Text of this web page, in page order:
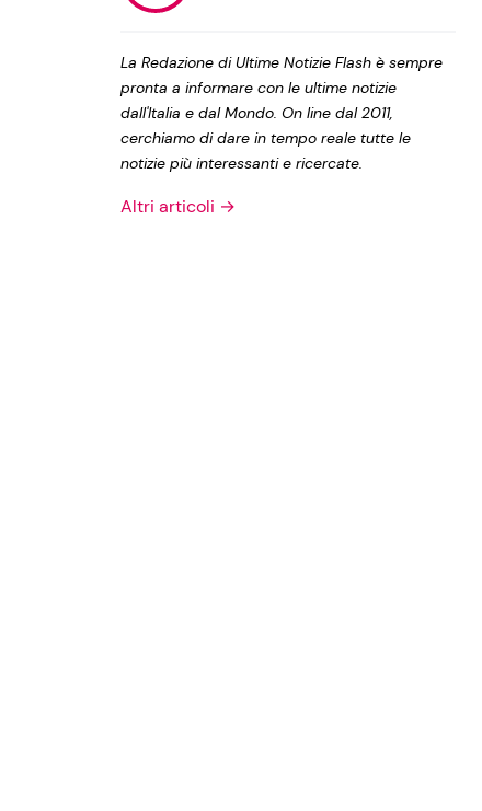
Privacy Policy
La Redazione di Ultime Notizie Flash è sempre
pronta a informare con le ultime notizie
dall'Italia e dal Mondo. On line dal 2011,
cerchiamo di dare in tempo reale tutte le
notizie più interessanti e ricercate.
Altri articoli →